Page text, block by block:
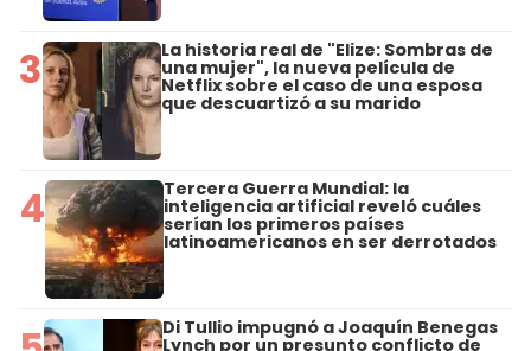
3 La historia real de "Elize: Sombras de
una mujer", la nueva película de
Netflix sobre el caso de una esposa
que descuartizó a su marido
4 Tercera Guerra Mundial: la
inteligencia artificial reveló cuáles
serían los primeros países
latinoamericanos en ser derrotados
Di Tullio impugnó a Joaquín Benegas
Lynch por un presunto conflicto de